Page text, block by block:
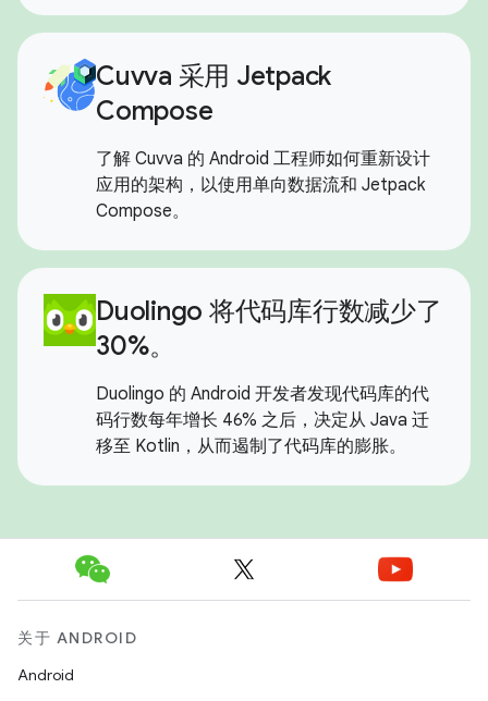
Cuvva 采用 Jetpack
Compose
了解 Cuvva 的 Android 工程师如何重新设计
应用的架构，以使用单向数据流和 Jetpack
Compose。
Duolingo 将代码库行数减少了
30%。
Duolingo 的 Android 开发者发现代码库的代
码行数每年增长 46% 之后，决定从 Java 迁
移至 Kotlin，从而遏制了代码库的膨胀。
关于 ANDROID
Android